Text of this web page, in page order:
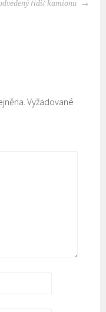
řidič kamionu
Vyžadované